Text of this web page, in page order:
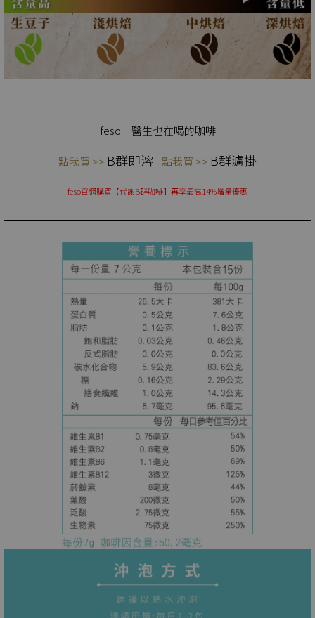
feso－醫生也在喝的咖啡
點我買 >> B群即溶 點我買 >> B群濾掛
feso官網購買【代謝B群咖啡】再享最高14%增量優惠